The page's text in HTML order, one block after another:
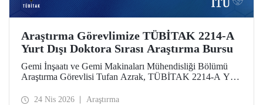
Araştırma Görevlimize TÜBİTAK 2214-A
Yurt Dışı Doktora Sırası Araştırma Bursu
Gemi İnşaatı ve Gemi Makinaları Mühendisliği Bölümü
Araştırma Görevlisi Tufan Azrak, TÜBİTAK 2214-A Yurt
desteklenmeye hak kazandı.
24 Nis 2026 Araştırma